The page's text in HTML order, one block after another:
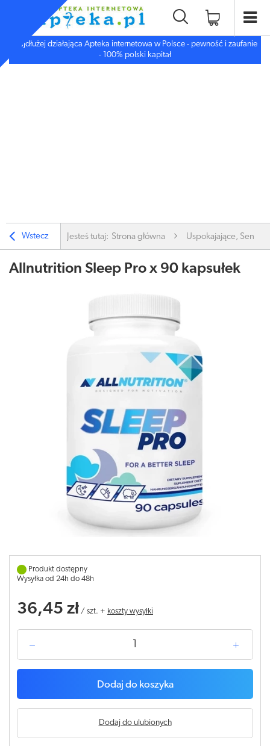
Najdłużej działająca Apteka internetowa w Polsce - pewność i zaufanie
- 100% polski kapitał
Wstecz Jesteś tutaj: Strona główna Uspokajające, Sen,
Allnutrition Sleep Pro x 90 kapsułek
Produkt dostępny
Wysyłka od 24h do 48h
36,45 zł / szt. + koszty wysyłki
Dodaj do koszyka
Dodaj do ulubionych